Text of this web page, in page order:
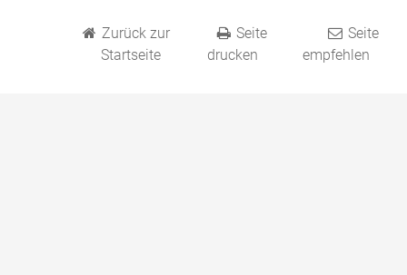
Zurück zur
Startseite
Seite
drucken
Seite
empfehlen